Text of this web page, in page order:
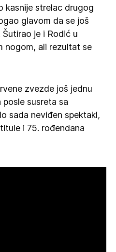
kasnije strelac drugog
glavom da se još
je i Rodić u
nogom, ali rezultat se
zvezde još jednu
susreta sa
sada neviđen spektakl,
i 75. rođendana